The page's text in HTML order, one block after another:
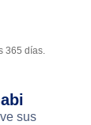
365 días.
sus